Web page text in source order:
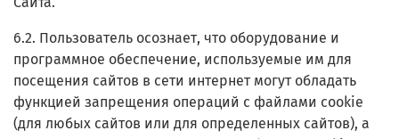
6.2. Пользователь осознает, что оборудование и
программное обеспечение, используемые им для
посещения сайтов в сети интернет могут обладать
функцией запрещения операций с файлами cookie
(для любых сайтов или для определенных сайтов), а